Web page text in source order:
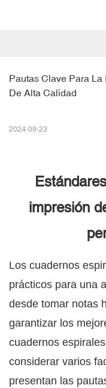
Pautas Clave Para
De Alta Calidad
2024-09-23
impresión
Los cuadernos
prácticos para una
desde tomar notas
garantizar los
cuadernos
considerar varios
presentan las